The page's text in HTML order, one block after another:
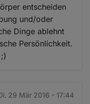
entscheiden
und/oder
Dinge ablehnt
Persönlichkeit.
29 Mär 2016 - 17:44